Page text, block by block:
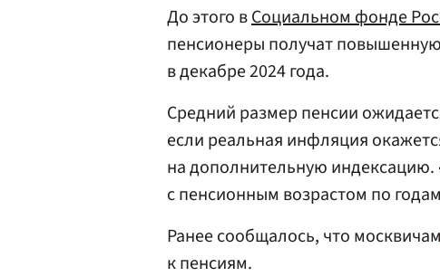
До этого вСоциальном фонде
пенсионеры получат
в декабре 2024 года.
Средний размер пенсии
если реальная инфляция
на дополнительную индексацию.
с пенсионным возрастом по
Ранее сообщалось, что москвичам
к пенсиям.